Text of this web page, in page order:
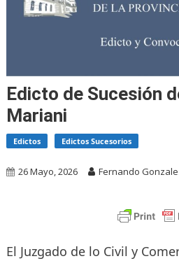
Edicto de Sucesión
Mariani
Edictos Edictos Sucesorios
26 Mayo, 2026 Fernando
El Juzgado de lo Civil y